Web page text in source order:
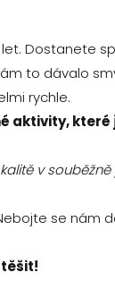
Dostanete
to dávalo
rychle.
aktivity,
v
se nám